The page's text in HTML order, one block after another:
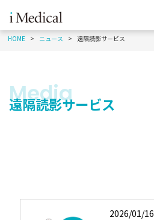
HOME ニュース 遠隔読影サービス
遠隔読影サービス
2026/01/16